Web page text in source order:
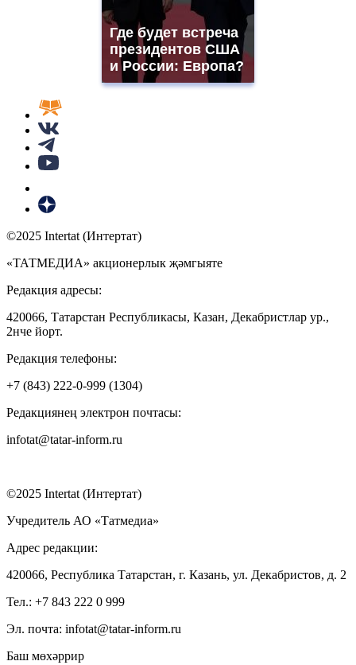
Где будет встреча
президентов США
и России: Европа?
©2025 Intertat (Интертат)
«ТАТМЕДИА» акционерлык җәмгыяте
Редакция адресы:
420066, Татарстан Республикасы, Казан, Декабристлар ур.,
2нче йорт.
Редакция телефоны:
+7 (843) 222-0-999 (1304)
Редакциянең электрон почтасы:
infotat@tatar-inform.ru
©2025 Intertat (Интертат)
Учредитель АО «Татмедиа»
Адрес редакции:
420066, Республика Татарстан, г. Казань, ул. Декабристов, д. 2
Тел.: +7 843 222 0 999
Эл. почта: infotat@tatar-inform.ru
Баш мөхәррир